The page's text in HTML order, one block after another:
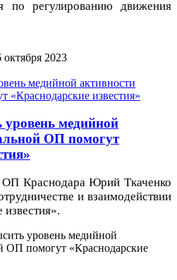
по регулированию движения
октября 2023
медийной
ОП помогут
ОП Краснодара Юрий Ткаченко
и взаимодействии
известия».
уровень медийной
ОП помогут «Краснодарские